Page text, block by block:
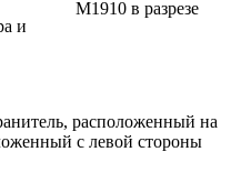
и
расположенный на
с левой стороны